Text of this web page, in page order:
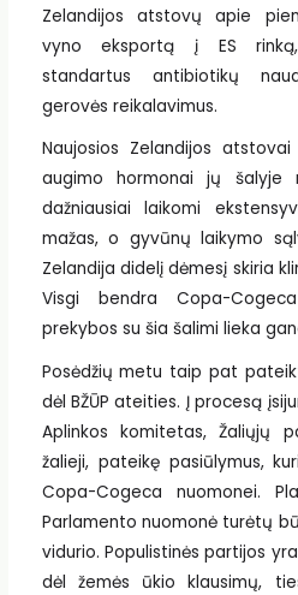
Zelandijos atstovų apie
vyno eksportą į ES rinką,
standartus antibiotikų
gerovės reikalavimus.
Naujosios Zelandijos
augimo hormonai jų šalyje
dažniausiai laikomi
mažas, o gyvūnų laikymo
Zelandija didelį dėmesį skiria
Visgi bendra Copa-
prekybos su šia šalimi lieka
Posėdžių metu taip pat
dėl BŽŪP ateities. Į procesą
Aplinkos komitetas, Žaliųjų
žalieji, pateikę pasiūlymus,
Copa-Cogeca nuomonei.
Parlamento nuomonė turėtų
vidurio. Populistinės partijos
dėl žemės ūkio klausimų,